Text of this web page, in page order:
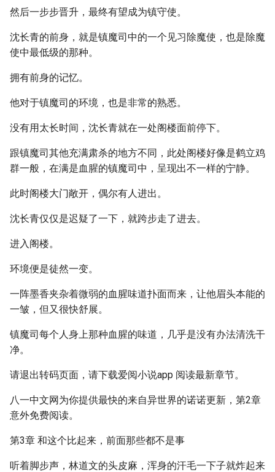
然后一步步晋升，最终有望成为镇守使。
沈长青的前身，就是镇魔司中的一个见习除魔使，也是除魔
使中最低级的那种。
拥有前身的记忆。
他对于镇魔司的环境，也是非常的熟悉。
没有用太长时间，沈长青就在一处阁楼面前停下。
跟镇魔司其他充满肃杀的地方不同，此处阁楼好像是鹤立鸡
群一般，在满是血腥的镇魔司中，呈现出不一样的宁静。
此时阁楼大门敞开，偶尔有人进出。
沈长青仅仅是迟疑了一下，就跨步走了进去。
进入阁楼。
环境便是徒然一变。
一阵墨香夹杂着微弱的血腥味道扑面而来，让他眉头本能的
一皱，但又很快舒展。
镇魔司每个人身上那种血腥的味道，几乎是没有办法清洗干
净。
请退出转码页面，请下载爱阅小说app 阅读最新章节。
八一中文网为你提供最快的来自异世界的诺诺更新，第2章
意外免费阅读。
第3章 和这个比起来，前面那些都不是事
听着脚步声，林道文的头皮麻，浑身的汗毛一下子就炸起来